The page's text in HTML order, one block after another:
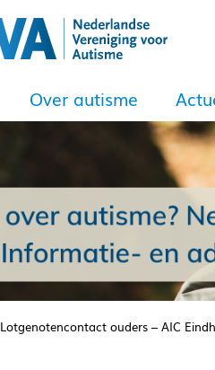
Over autisme
Lotgenotencontact ouders – AIC